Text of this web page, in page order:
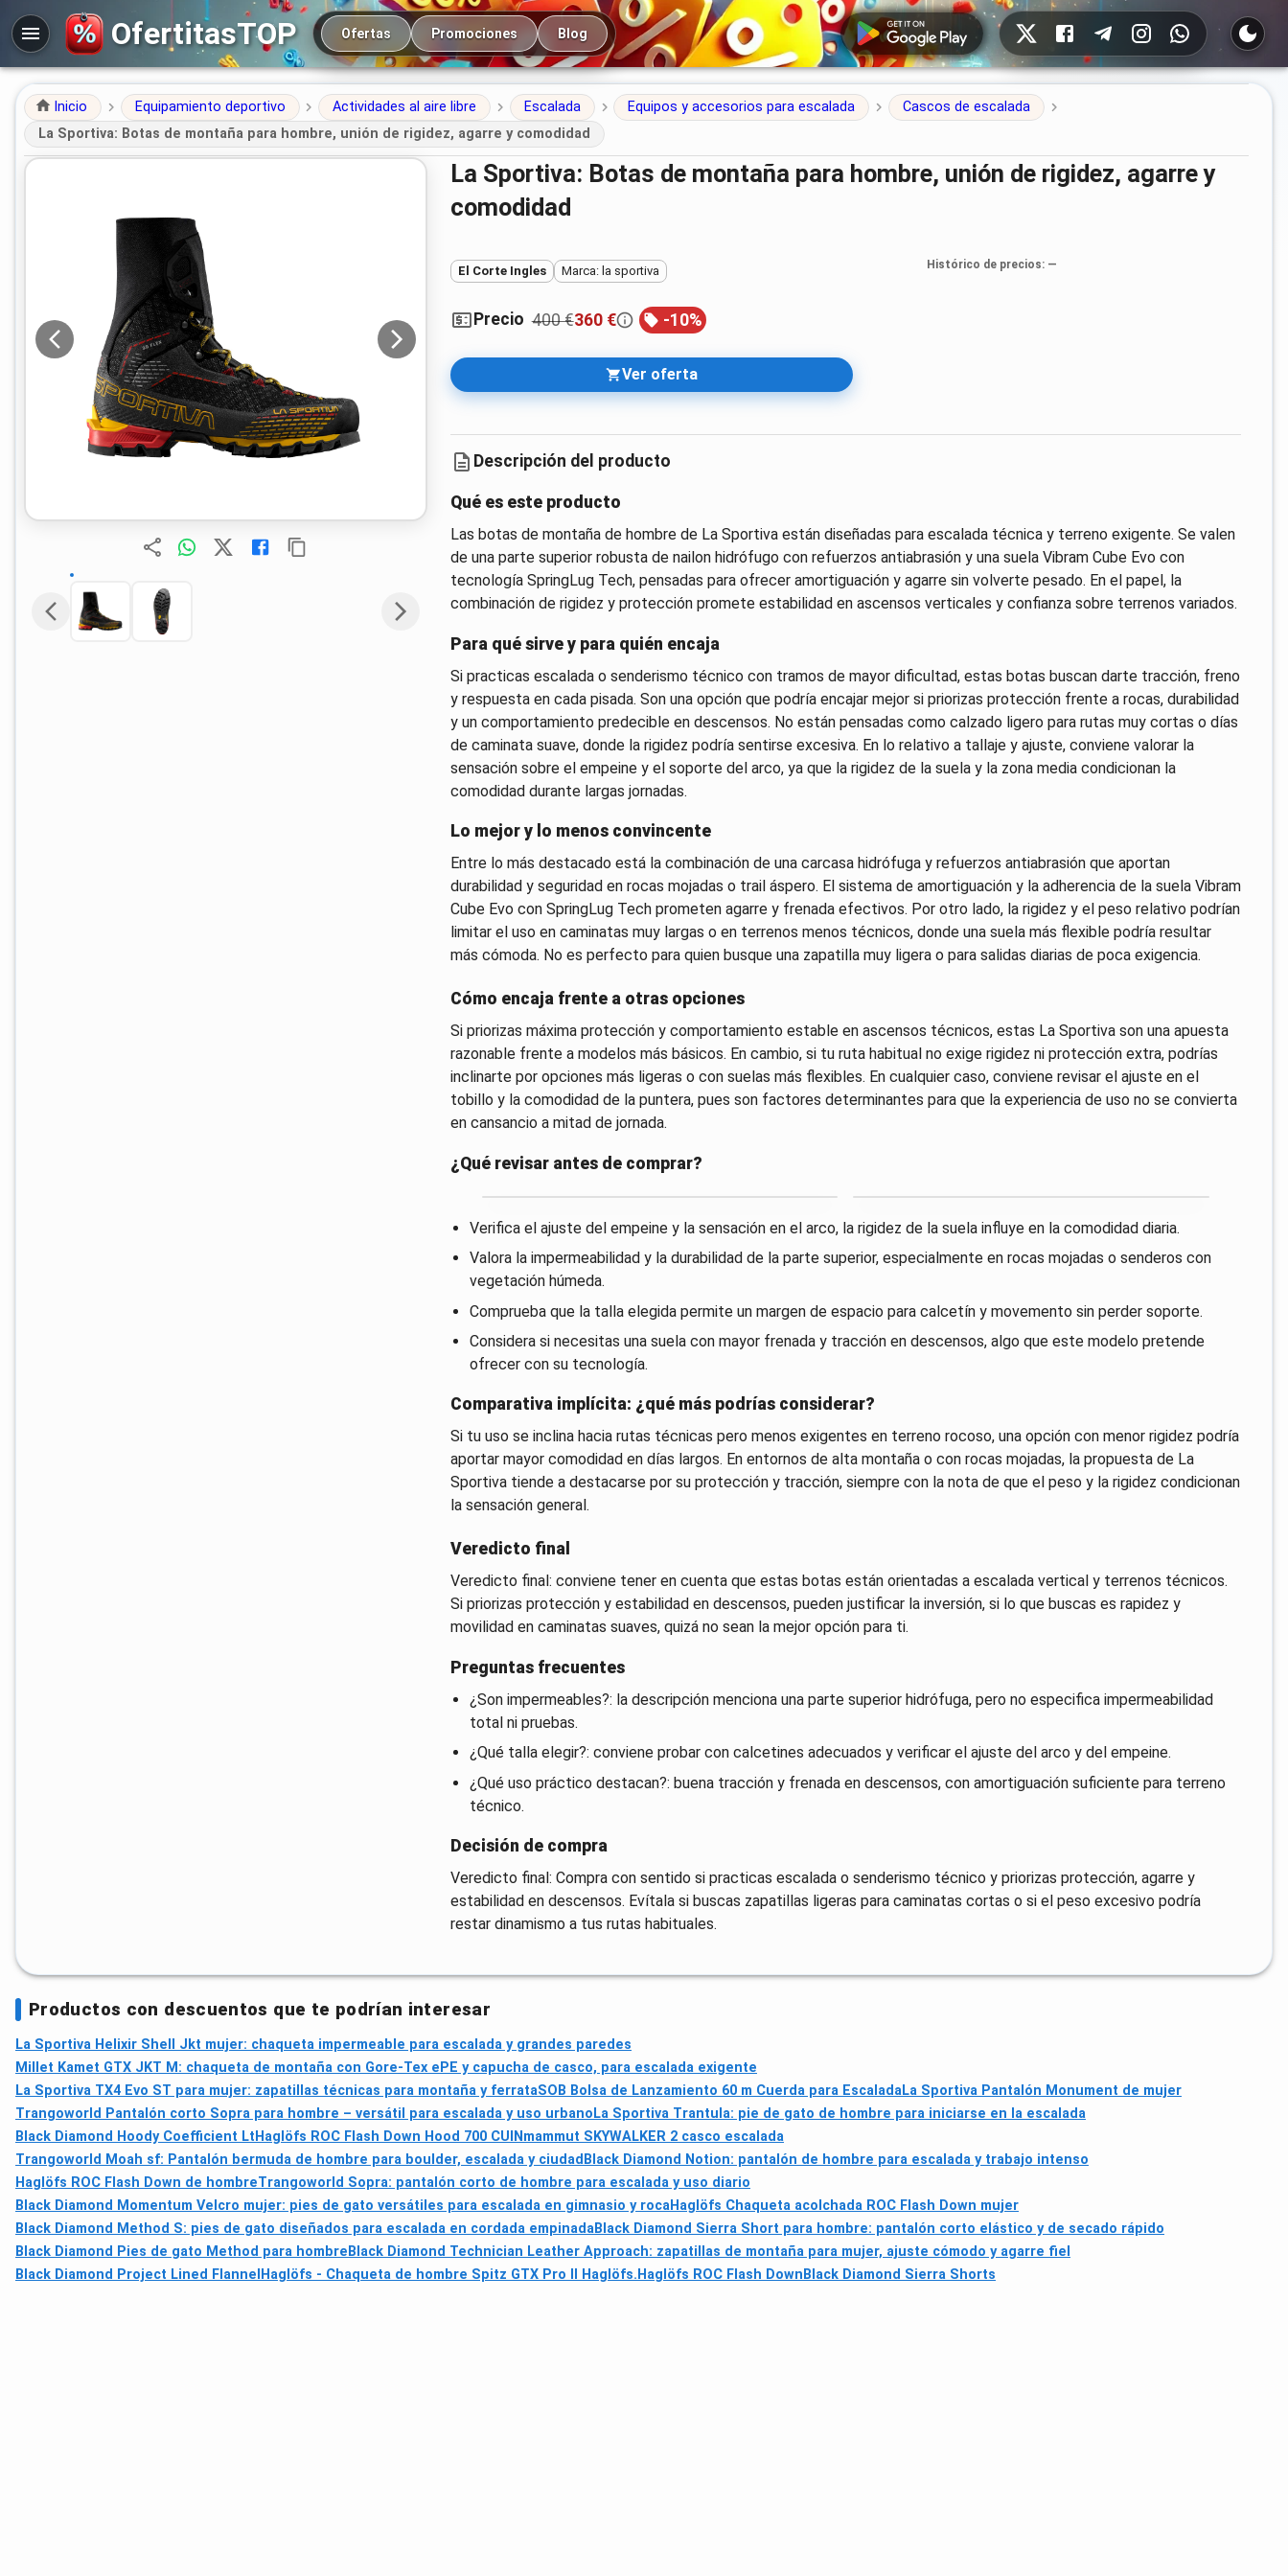
OfertitasTOP Navegación principal
Ofertas Promociones Blog
Redes sociales
Inicio Equipamiento deportivo Actividades al aire libre Escalada Equipos y accesorios para escalada
Cascos de escalada
La Sportiva: Botas de montaña para hombre, unión de rigidez, agarre y comodidad
La Sportiva: Botas de montaña para hombre, unión de rigidez, agarre y
comodidad
El Corte Ingles Marca: la sportiva
Precio 400 €360 € -10%
Ver oferta
Histórico de precios: —
Descripción del producto
Qué es este producto
Las botas de montaña de hombre de La Sportiva están diseñadas para escalada técnica y terreno exigente. Se valen
de una parte superior robusta de nailon hidrófugo con refuerzos antiabrasión y una suela Vibram Cube Evo con
tecnología SpringLug Tech, pensadas para ofrecer amortiguación y agarre sin volverte pesado. En el papel, la
combinación de rigidez y protección promete estabilidad en ascensos verticales y confianza sobre terrenos variados.
Para qué sirve y para quién encaja
Si practicas escalada o senderismo técnico con tramos de mayor dificultad, estas botas buscan darte tracción, freno
y respuesta en cada pisada. Son una opción que podría encajar mejor si priorizas protección frente a rocas, durabilidad
y un comportamiento predecible en descensos. No están pensadas como calzado ligero para rutas muy cortas o días
de caminata suave, donde la rigidez podría sentirse excesiva. En lo relativo a tallaje y ajuste, conviene valorar la
sensación sobre el empeine y el soporte del arco, ya que la rigidez de la suela y la zona media condicionan la
comodidad durante largas jornadas.
Lo mejor y lo menos convincente
Entre lo más destacado está la combinación de una carcasa hidrófuga y refuerzos antiabrasión que aportan
durabilidad y seguridad en rocas mojadas o trail áspero. El sistema de amortiguación y la adherencia de la suela Vibram
Cube Evo con SpringLug Tech prometen agarre y frenada efectivos. Por otro lado, la rigidez y el peso relativo podrían
limitar el uso en caminatas muy largas o en terrenos menos técnicos, donde una suela más flexible podría resultar
más cómoda. No es perfecto para quien busque una zapatilla muy ligera o para salidas diarias de poca exigencia.
Cómo encaja frente a otras opciones
Si priorizas máxima protección y comportamiento estable en ascensos técnicos, estas La Sportiva son una apuesta
razonable frente a modelos más básicos. En cambio, si tu ruta habitual no exige rigidez ni protección extra, podrías
inclinarte por opciones más ligeras o con suelas más flexibles. En cualquier caso, conviene revisar el ajuste en el
tobillo y la comodidad de la puntera, pues son factores determinantes para que la experiencia de uso no se convierta
en cansancio a mitad de jornada.
¿Qué revisar antes de comprar?
Verifica el ajuste del empeine y la sensación en el arco, la rigidez de la suela influye en la comodidad diaria.
Valora la impermeabilidad y la durabilidad de la parte superior, especialmente en rocas mojadas o senderos con
vegetación húmeda.
Comprueba que la talla elegida permite un margen de espacio para calcetín y movemento sin perder soporte.
Considera si necesitas una suela con mayor frenada y tracción en descensos, algo que este modelo pretende
ofrecer con su tecnología.
Comparativa implícita: ¿qué más podrías considerar?
Si tu uso se inclina hacia rutas técnicas pero menos exigentes en terreno rocoso, una opción con menor rigidez podría
aportar mayor comodidad en días largos. En entornos de alta montaña o con rocas mojadas, la propuesta de La
Sportiva tiende a destacarse por su protección y tracción, siempre con la nota de que el peso y la rigidez condicionan
la sensación general.
Veredicto final
Veredicto final: conviene tener en cuenta que estas botas están orientadas a escalada vertical y terrenos técnicos.
Si priorizas protección y estabilidad en descensos, pueden justificar la inversión, si lo que buscas es rapidez y
movilidad en caminatas suaves, quizá no sean la mejor opción para ti.
Preguntas frecuentes
¿Son impermeables?: la descripción menciona una parte superior hidrófuga, pero no especifica impermeabilidad
total ni pruebas.
¿Qué talla elegir?: conviene probar con calcetines adecuados y verificar el ajuste del arco y del empeine.
¿Qué uso práctico destacan?: buena tracción y frenada en descensos, con amortiguación suficiente para terreno
técnico.
Decisión de compra
Veredicto final: Compra con sentido si practicas escalada o senderismo técnico y priorizas protección, agarre y
estabilidad en descensos. Evítala si buscas zapatillas ligeras para caminatas cortas o si el peso excesivo podría
restar dinamismo a tus rutas habituales.
Productos con descuentos que te podrían interesar
La Sportiva Helixir Shell Jkt mujer: chaqueta impermeable para escalada y grandes paredes
Millet Kamet GTX JKT M: chaqueta de montaña con Gore-Tex ePE y capucha de casco, para escalada exigente
La Sportiva TX4 Evo ST para mujer: zapatillas técnicas para montaña y ferrataSOB Bolsa de Lanzamiento 60 m Cuerda para EscaladaLa Sportiva Pantalón Monument de mujer
Trangoworld Pantalón corto Sopra para hombre – versátil para escalada y uso urbanoLa Sportiva Trantula: pie de gato de hombre para iniciarse en la escalada
Black Diamond Hoody Coefficient LtHaglöfs ROC Flash Down Hood 700 CUINmammut SKYWALKER 2 casco escalada
Trangoworld Moah sf: Pantalón bermuda de hombre para boulder, escalada y ciudadBlack Diamond Notion: pantalón de hombre para escalada y trabajo intenso
Haglöfs ROC Flash Down de hombreTrangoworld Sopra: pantalón corto de hombre para escalada y uso diario
Black Diamond Momentum Velcro mujer: pies de gato versátiles para escalada en gimnasio y rocaHaglöfs Chaqueta acolchada ROC Flash Down mujer
Black Diamond Method S: pies de gato diseñados para escalada en cordada empinadaBlack Diamond Sierra Short para hombre: pantalón corto elástico y de secado rápido
Black Diamond Pies de gato Method para hombreBlack Diamond Technician Leather Approach: zapatillas de montaña para mujer, ajuste cómodo y agarre fiel
Black Diamond Project Lined FlannelHaglöfs - Chaqueta de hombre Spitz GTX Pro II Haglöfs.Haglöfs ROC Flash DownBlack Diamond Sierra Shorts